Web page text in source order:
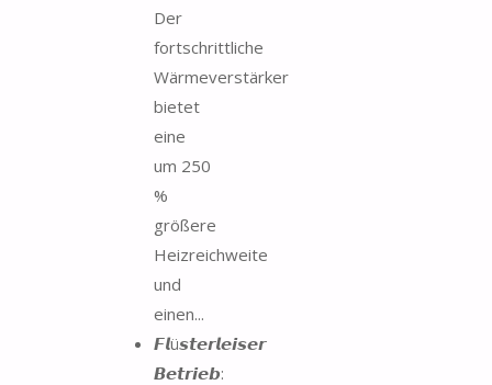
Der
fortschrittliche
Wärmeverstärker
bietet
eine
um 250
%
größere
Heizreichweite
und
einen...
𝙁𝙡ü𝙨𝙩𝙚𝙧𝙡𝙚𝙞𝙨𝙚𝙧
𝘽𝙚𝙩𝙧𝙞𝙚𝙗: